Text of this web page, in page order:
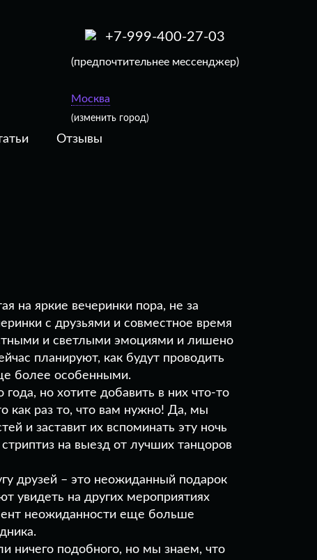
+7-999-400-27-03
(предпочтительнее мессенджер)
Москва
(изменить город)
Отзывы
на яркие вечеринки пора, не за
с друзьями и совместное время
и светлыми эмоциями и лишено
планируют, как будут проводить
более особенными.
но хотите добавить в них что-то
как раз то, что вам нужно! Да, мы
и заставит их вспоминать эту ночь
на выезд от лучших танцоров
друзей – это неожиданный подарок
увидеть на других мероприятиях
неожиданности еще больше
ничего подобного, но мы знаем, что